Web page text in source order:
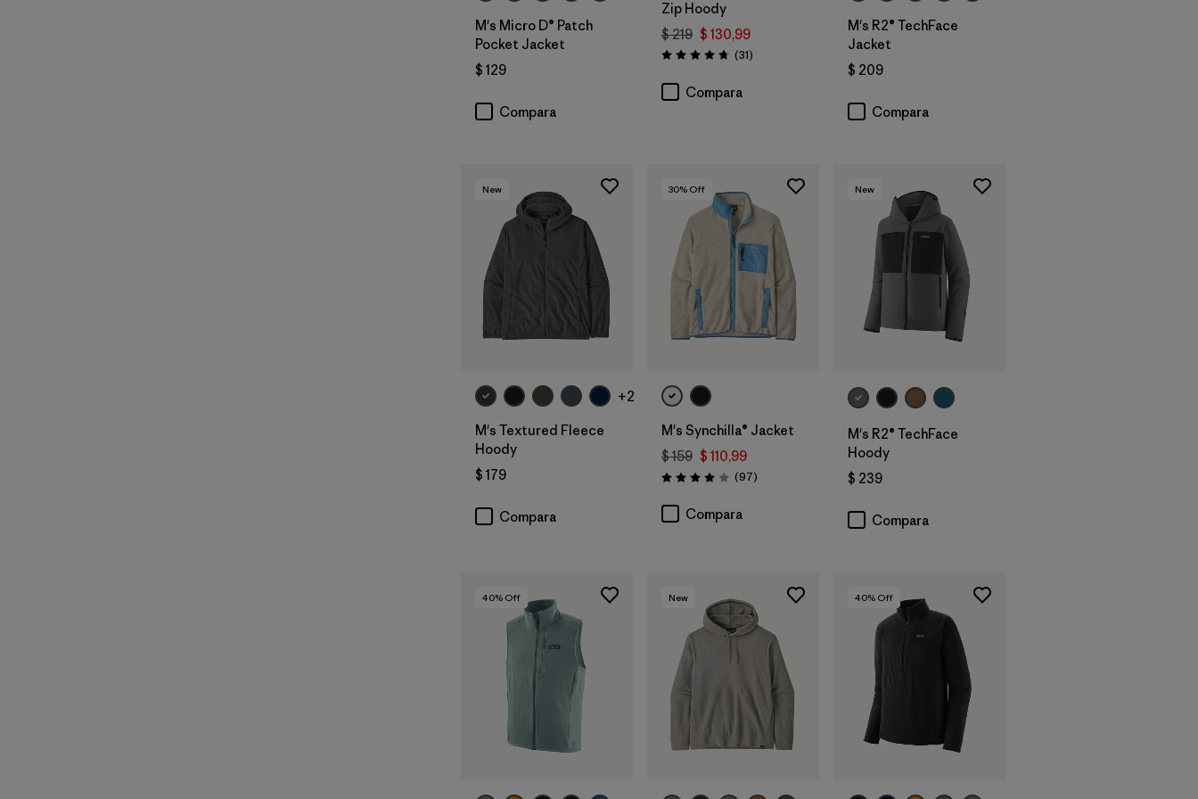
M's Micro D® Patch
Pocket Jacket
$ 129
Compara
Zip Hoody
$ 219 $ 130,99
Valoración: 4.7 / 5
(31Comentarios
)
Compara
M's R2® TechFace
Jacket
$ 209
Compara
New
+2
M's Textured Fleece
Hoody
$ 179
Compara
30% Off
M's Synchilla® Jacket
$ 159 $ 110,99
Valoración: 4.0 / 5
(97Comentarios
)
Compara
New
M's R2® TechFace
Hoody
$ 239
Compara
40% Off New 40% Off